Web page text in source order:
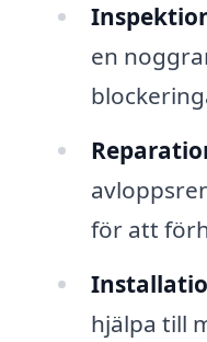
en
för att
hjälpa till